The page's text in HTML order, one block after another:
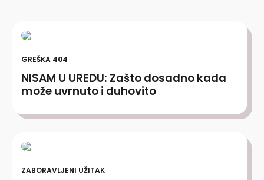
GREŠKA 404
NISAM U UREDU: Zašto dosadno kada
može uvrnuto i duhovito
ZABORAVLJENI UŽITAK